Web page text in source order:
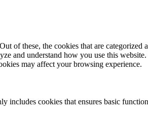
these, the cookies that are categorized
and understand how you use this
may affect your browsing experience.
cookies that ensures basic